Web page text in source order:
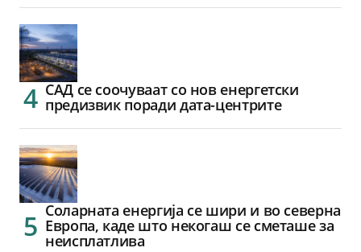
САД се соочуваат со нов енергетски
предизвик поради дата-центрите
Соларната енергија се шири и во северна
Европа, каде што некогаш се сметаше за
неисплатлива